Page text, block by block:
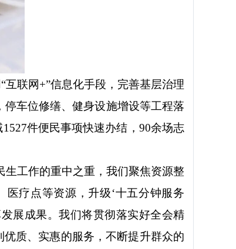
“互联网+”信息化手段，完善基层治理
车位修缮、健身设施增设等工程落
件便民事项快速办结，90余场志
生工作的重中之重，我们聚焦资源整
医疗点等资源，升级‘十五分钟服务
展成果。我们将贯彻落实好全会精
质、实惠的服务，不断提升群众的